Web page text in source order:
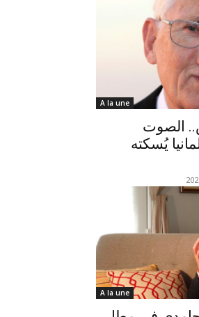
A la une
الصوت
يُسكته
A la une